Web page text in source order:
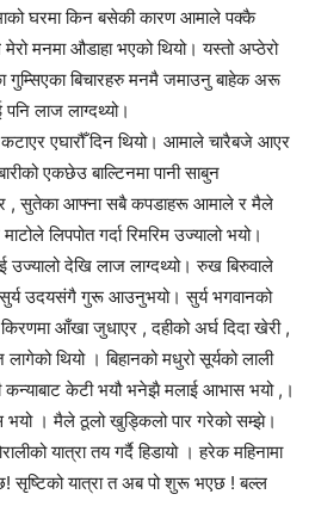
घरमा किन बसेकी कारण आमाले पक्कै
मनमा औडाहा भएको थियो। यस्तो अप्ठेरो
बिचारहरु मनमै जमाउनु बाहेक अरू
लाज लाग्दथ्यो।
एघारौँ दिन थियो। आमाले चारैबजे आएर
एकछेउ बाल्टिनमा पानी साबुन
, सुतेका आफ्ना सबै कपडाहरू आमाले र मैले
लिपपोत गर्दा रिमरिम उज्यालो भयो।
उज्यालो देखि लाज लाग्दथ्यो। रुख बिरुवाले
उदयसंगै गुरू आउनुभयो। सुर्य भगवानको
आँखा जुधाएर , दहीको अर्घ दिदा खेरी ,
थियो । बिहानको मधुरो सूर्यको लाली
कन्याबाट केटी भयौ भनेझै मलाई आभास भयो ,।
भयो । मैले ठूलो खुड्किलो पार गरेको सम्झे।
यात्रा तय गर्दै हिडायो । हरेक महिनामा
सृष्टिको यात्रा त अब पो शुरू भएछ ! बल्ल